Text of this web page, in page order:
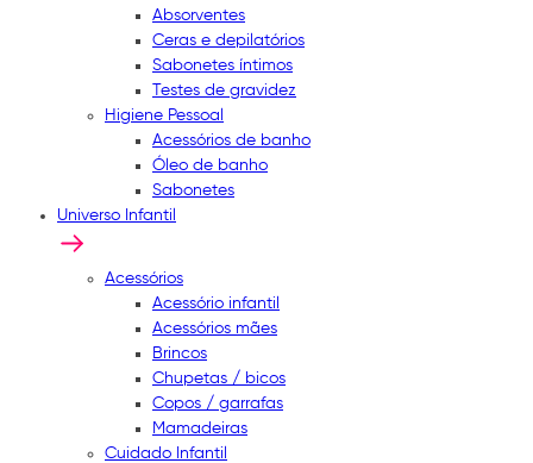
Absorventes
Ceras e depilatórios
Sabonetes íntimos
Testes de gravidez
Higiene Pessoal
Acessórios de banho
Óleo de banho
Sabonetes
Universo Infantil
Acessórios
Acessório infantil
Acessórios mães
Brincos
Chupetas / bicos
Copos / garrafas
Mamadeiras
Cuidado Infantil